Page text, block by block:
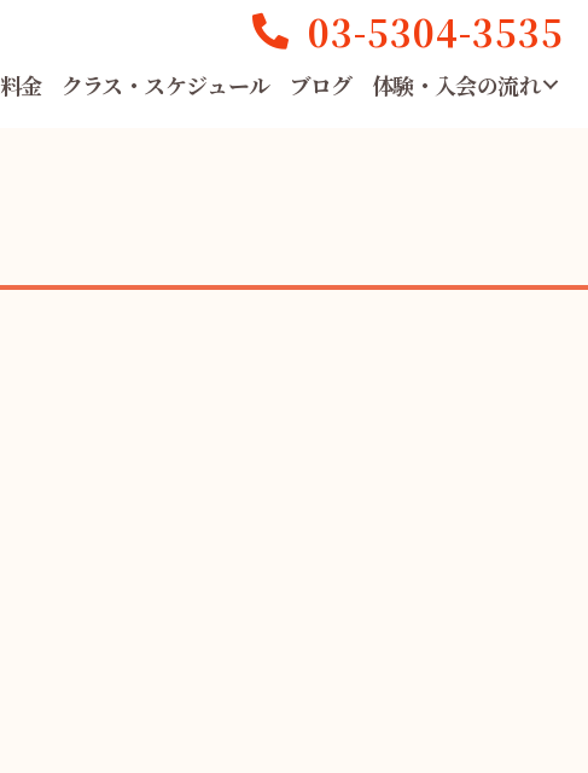
03-5304-3535
料金 クラス・スケジュール ブログ 体験・入会の流れ